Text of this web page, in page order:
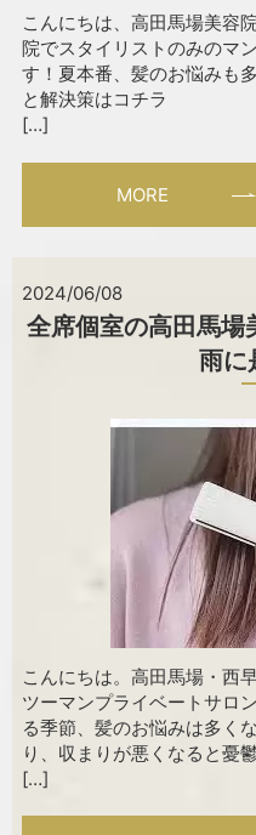
こんにちは、高田馬場美容
院でスタイリストのみのマ
す！夏本番、髪のお悩みも
と解決策はコチラ ↓
[…]
MORE
2024/06/08
全席個室の高田馬
雨に
こんにちは。高田馬場・西
ツーマンプライベートサロ
る季節、髪のお悩みは多く
り、収まりが悪くなると憂
[…]